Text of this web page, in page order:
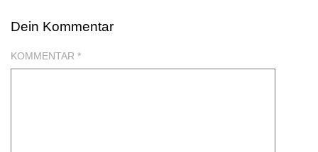
GESCHENKIDEE TEILEN TWITTER
GESCHENKIDEE TEILEN GOOGLE
Dein Kommentar
KOMMENTAR *